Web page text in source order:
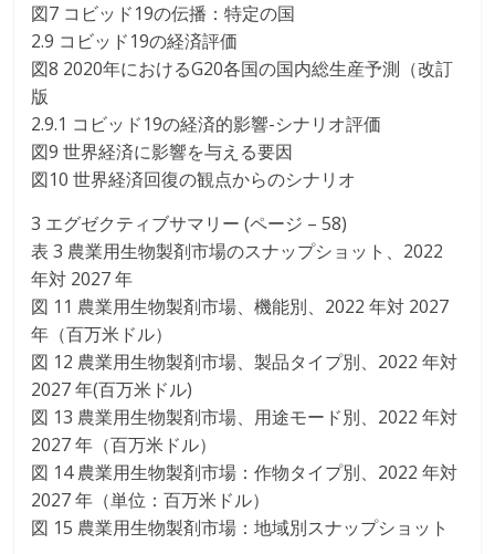
図7 コビッド19の伝播：特定の国
2.9 コビッド19の経済評価
図8 2020年におけるG20各国の国内総生産予測（改訂
版
2.9.1 コビッド19の経済的影響-シナリオ評価
図9 世界経済に影響を与える要因
図10 世界経済回復の観点からのシナリオ
3 エグゼクティブサマリー (ページ – 58)
表 3 農業用生物製剤市場のスナップショット、2022
年対 2027 年
図 11 農業用生物製剤市場、機能別、2022 年対 2027
年（百万米ドル）
図 12 農業用生物製剤市場、製品タイプ別、2022 年対
2027 年(百万米ドル)
図 13 農業用生物製剤市場、用途モード別、2022 年対
2027 年（百万米ドル）
図 14 農業用生物製剤市場：作物タイプ別、2022 年対
2027 年（単位：百万米ドル）
図 15 農業用生物製剤市場：地域別スナップショット